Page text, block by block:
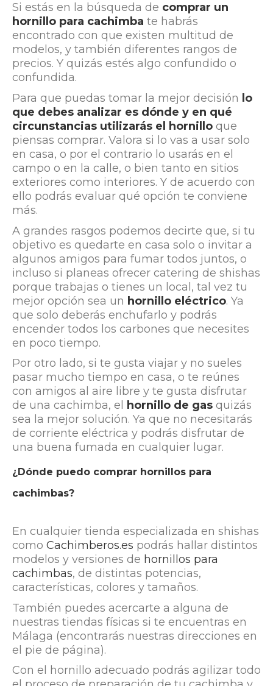
Si estás en la búsqueda de comprar un
hornillo para cachimba te habrás
encontrado con que existen multitud de
modelos, y también diferentes rangos de
precios. Y quizás estés algo confundido o
confundida.
Para que puedas tomar la mejor decisión lo
que debes analizar es dónde y en qué
circunstancias utilizarás el hornillo que
piensas comprar. Valora si lo vas a usar solo
en casa, o por el contrario lo usarás en el
campo o en la calle, o bien tanto en sitios
exteriores como interiores. Y de acuerdo con
ello podrás evaluar qué opción te conviene
más.
A grandes rasgos podemos decirte que, si tu
objetivo es quedarte en casa solo o invitar a
algunos amigos para fumar todos juntos, o
incluso si planeas ofrecer catering de shishas
porque trabajas o tienes un local, tal vez tu
mejor opción sea un hornillo eléctrico. Ya
que solo deberás enchufarlo y podrás
encender todos los carbones que necesites
en poco tiempo.
Por otro lado, si te gusta viajar y no sueles
pasar mucho tiempo en casa, o te reúnes
con amigos al aire libre y te gusta disfrutar
de una cachimba, el
hornillo de gas quizás
sea la mejor solución. Ya que no necesitarás
de corriente eléctrica y podrás disfrutar de
una buena fumada en cualquier lugar.
¿Dónde puedo comprar hornillos para
cachimbas?
En cualquier tienda especializada en shishas
como Cachimberos.es podrás hallar distintos
modelos y versiones de hornillos para
cachimbas, de distintas potencias,
características, colores y tamaños.
También puedes acercarte a alguna de
nuestras tiendas físicas si te encuentras en
Málaga (encontrarás nuestras direcciones en
el pie de página).
Con el hornillo adecuado podrás agilizar todo